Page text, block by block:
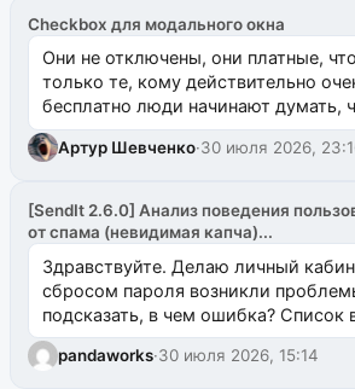
Checkbox для модального окна
Они не отключены, они платные,
только те, кому действительно
бесплатно люди начинают думать,
Артур Шевченко·30 июля 2026,
[SendIt 2.6.0] Анализ поведения
от спама (невидимая капча)...
Здравствуйте. Делаю личный
сбросом пароля возникли
подсказать, в чем ошибка? Список
одноименном разделе на modx.pro
pandaworks·30 июля 2026, 15:14